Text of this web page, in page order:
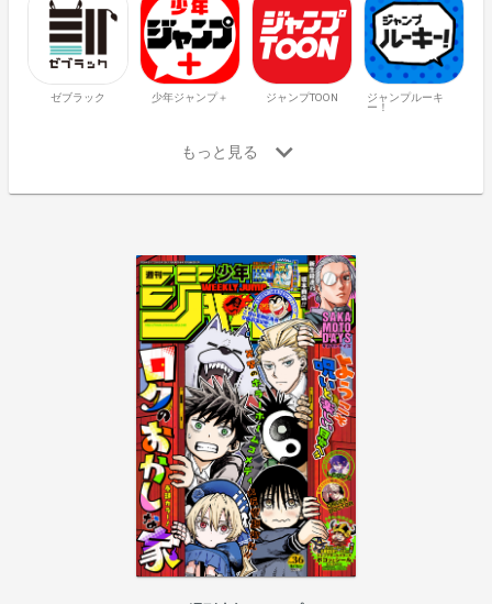
ゼブラック 少年ジャンプ＋ ジャンプTOON
ジャンプルーキ
ー！